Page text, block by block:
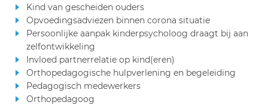
Kind van gescheiden ouders
Opvoedingsadviezen binnen corona situatie
Persoonlijke aanpak kinderpsycholoog draagt bij aan
zelfontwikkeling
Invloed partnerrelatie op kind(eren)
Orthopedagogische hulpverlening en begeleiding
Pedagogisch medewerkers
Orthopedagoog